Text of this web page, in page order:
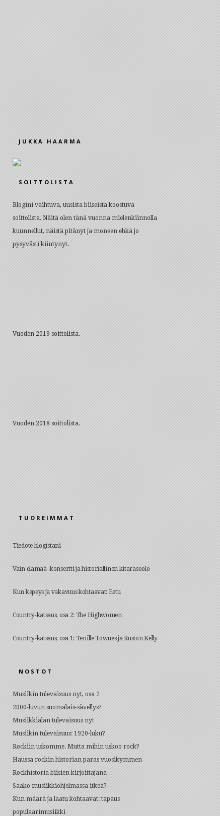
JUKKA HAARMA
SOITTOLISTA
Blogini vaihtuva, uusista biiseistä koostuva
soittolista. Näitä olen tänä vuonna mielenkiinnolla
kuunnellut, näistä pitänyt ja moneen ehkä jo
pysyvästi kiintynyt.
Vuoden 2019 soittolista.
Vuoden 2018 soittolista.
TUOREIMMAT
Tiedote blogistani
Vain elämää -konsertti ja historiallinen kitarasoolo
Kun kepeys ja vakavuus kohtaavat: Eetu
Country-katsaus, osa 2: The Highwomen
Country-katsaus, osa 1: Tenille Townes ja Ruston Kelly
NOSTOT
Musiikin tulevaisuus nyt, osa 2
2000-luvun suomalais-sävellys?
Musiikkialan tulevaisuus nyt
Musiikin tulevaisuus: 1920-luku?
Rockiin uskomme. Mutta mihin uskoo rock?
Haussa rockin historian paras vuosikymmen
Rockhistoria biisien kirjoittajana
Saako musiikkiohjelmassa itkeä?
Kun määrä ja laatu kohtaavat: tapaus
populaarimusiikki